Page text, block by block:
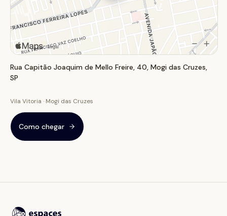
Rua Capitão Joaquim de Mello Freire, 40, Mogi das Cruzes,
SP
Vila Vitoria · Mogi das Cruzes
Como chegar